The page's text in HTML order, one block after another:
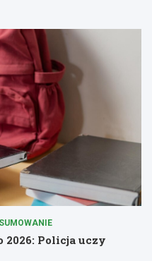
Policja uczy